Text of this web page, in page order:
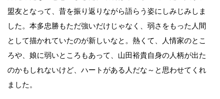
盟友となって、昔を振り返りながら語らう姿にしみじみしま
した。本多忠勝もただ強いだけじゃなく、弱さをもった人間
として描かれていたのが新しいなと。熱くて、人情家のとこ
ろや、娘に弱いところもあって、山田裕貴自身の人柄が出た
のかもしれないけど、ハートがある人だな～と思わせてくれ
ました。